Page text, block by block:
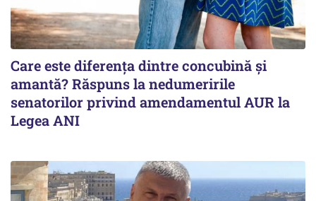
Care este diferența dintre concubină și
amantă? Răspuns la nedumeririle
senatorilor privind amendamentul AUR la
Legea ANI